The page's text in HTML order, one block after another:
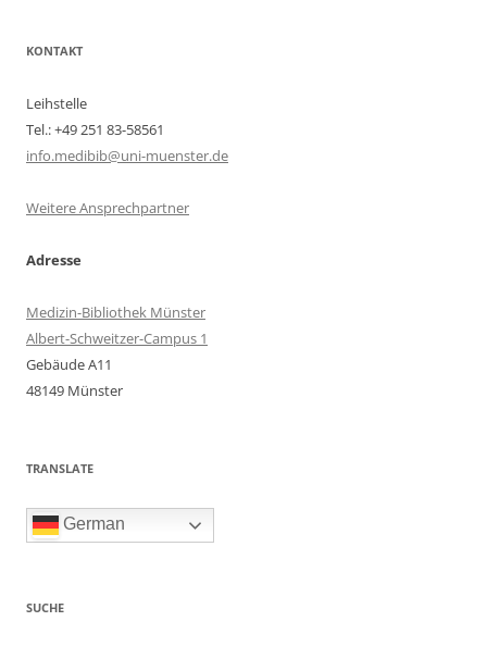
KONTAKT
Leihstelle
Tel.: +49 251 83-58561
info.medibib@uni-muenster.de
Weitere Ansprechpartner
Adresse
Medizin-Bibliothek Münster
Albert-Schweitzer-Campus 1
Gebäude A11
48149 Münster
TRANSLATE
German
SUCHE